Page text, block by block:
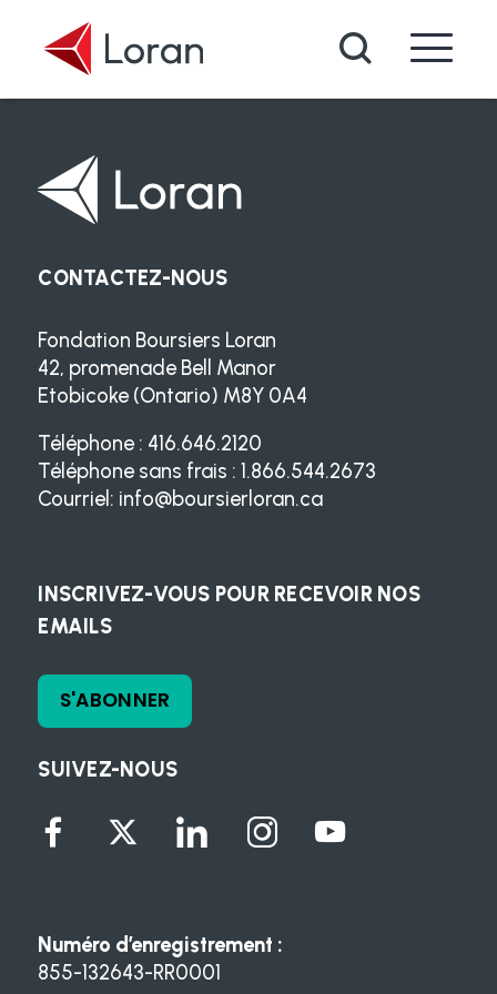
Recherche
SUIVEZ-NOUS
CONTACTEZ-NOUS
Fondation Boursiers Loran
42, promenade Bell Manor
Etobicoke (Ontario) M8Y 0A4
Téléphone : 416.646.2120
Téléphone sans frais : 1.866.544.2673
Courriel: info@boursierloran.ca
INSCRIVEZ-VOUS POUR RECEVOIR NOS
EMAILS
S'ABONNER
Numéro d’enregistrement :
855-132643-RR0001